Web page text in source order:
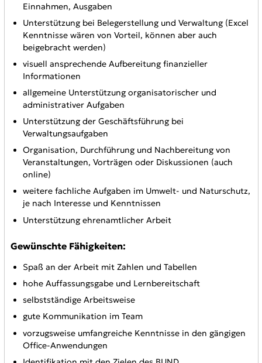
Einnahmen, Ausgaben
Unterstützung bei Belegerstellung und Verwaltung (Excel
Kenntnisse wären von Vorteil, können aber auch
beigebracht werden)
visuell ansprechende Aufbereitung finanzieller
Informationen
allgemeine Unterstützung organisatorischer und
administrativer Aufgaben
Unterstützung der Geschäftsführung bei
Verwaltungsaufgaben
Organisation, Durchführung und Nachbereitung von
Veranstaltungen, Vorträgen oder Diskussionen (auch
online)
weitere fachliche Aufgaben im Umwelt- und Naturschutz,
je nach Interesse und Kenntnissen
Unterstützung ehrenamtlicher Arbeit
Gewünschte Fähigkeiten:
Spaß an der Arbeit mit Zahlen und Tabellen
hohe Auffassungsgabe und Lernbereitschaft
selbstständige Arbeitsweise
gute Kommunikation im Team
vorzugsweise umfangreiche Kenntnisse in den gängigen
Office-Anwendungen